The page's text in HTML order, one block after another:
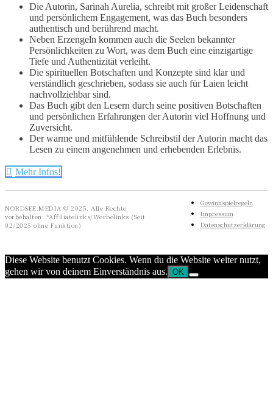
Die Autorin, Sarinah Aurelia, schreibt mit großer Leidenschaft
und persönlichem Engagement, was das Buch besonders
authentisch und berührend macht.
Neben Erzengeln kommen auch die Seelen bekannter
Persönlichkeiten zu Wort, was dem Buch eine einzigartige
Tiefe und Authentizität verleiht.
Die spirituellen Botschaften und Konzepte sind klar und
verständlich geschrieben, sodass sie auch für Laien leicht
nachvollziehbar sind.
Das Buch gibt den Lesern durch seine positiven Botschaften
und persönlichen Erfahrungen der Autorin viel Hoffnung und
Zuversicht.
Der warme und mitfühlende Schreibstil der Autorin macht das
Lesen zu einem angenehmen und erhebenden Erlebnis.
Mehr Infos!
NORDSEE.MEDIA © 2025. Alle Rechte
vorbehalten. *Affiliatelinks/Werbelinks (Seit
02/2025 ohne Funktion)
Gewinnspielregeln
Impressum
Datenschutzerklärung
Diese Website benutzt Cookies. Wenn du die Website weiter nutzt,
gehen wir von deinem Einverständnis aus. OK